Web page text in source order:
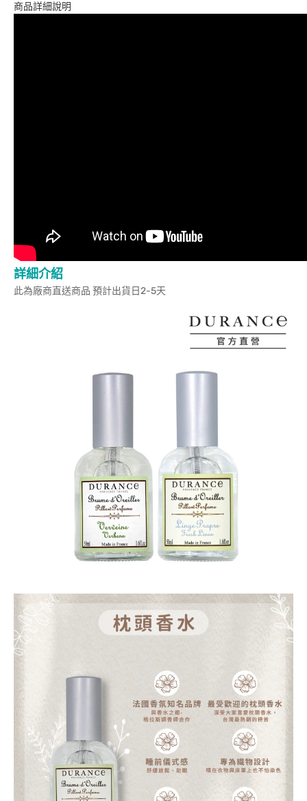
商品詳細說明
詳細介紹
此為廠商直送商品 預計出貨日2-5天